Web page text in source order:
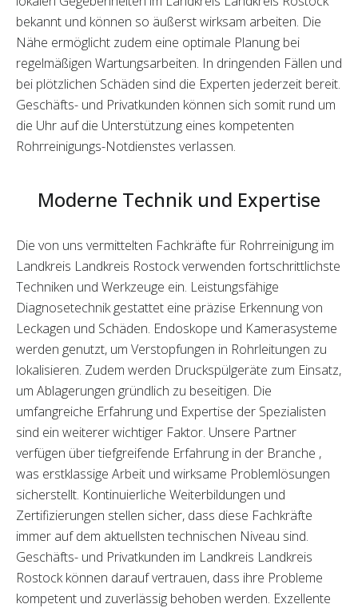
bekannt und können so äußerst wirksam arbeiten. Die
Nähe ermöglicht zudem eine optimale Planung bei
regelmäßigen Wartungsarbeiten. In dringenden Fällen und
bei plötzlichen Schäden sind die Experten jederzeit bereit.
Geschäfts- und Privatkunden können sich somit rund um
die Uhr auf die Unterstützung eines kompetenten
Rohrreinigungs-Notdienstes verlassen.
Moderne Technik und Expertise
Die von uns vermittelten Fachkräfte für Rohrreinigung im
Landkreis Landkreis Rostock verwenden fortschrittlichste
Techniken und Werkzeuge ein. Leistungsfähige
Diagnosetechnik gestattet eine präzise Erkennung von
Leckagen und Schäden. Endoskope und Kamerasysteme
werden genutzt, um Verstopfungen in Rohrleitungen zu
lokalisieren. Zudem werden Druckspülgeräte zum Einsatz,
um Ablagerungen gründlich zu beseitigen. Die
umfangreiche Erfahrung und Expertise der Spezialisten
sind ein weiterer wichtiger Faktor. Unsere Partner
verfügen über tiefgreifende Erfahrung in der Branche ,
was erstklassige Arbeit und wirksame Problemlösungen
sicherstellt. Kontinuierliche Weiterbildungen und
Zertifizierungen stellen sicher, dass diese Fachkräfte
immer auf dem aktuellsten technischen Niveau sind.
Geschäfts- und Privatkunden im Landkreis Landkreis
Rostock können darauf vertrauen, dass ihre Probleme
kompetent und zuverlässig behoben werden. Exzellente